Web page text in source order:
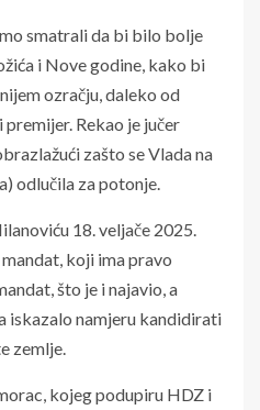
smatrali da bi bilo bolje
i Nove godine, kako bi
ozračju, daleko od
premijer. Rekao je jučer
zašto se Vlada na
odlučila za potonje.
18. veljače 2025.
koji ima pravo
što je i najavio, a
iskazalo namjeru kandidirati
zemlje.
kojeg podupiru HDZ i